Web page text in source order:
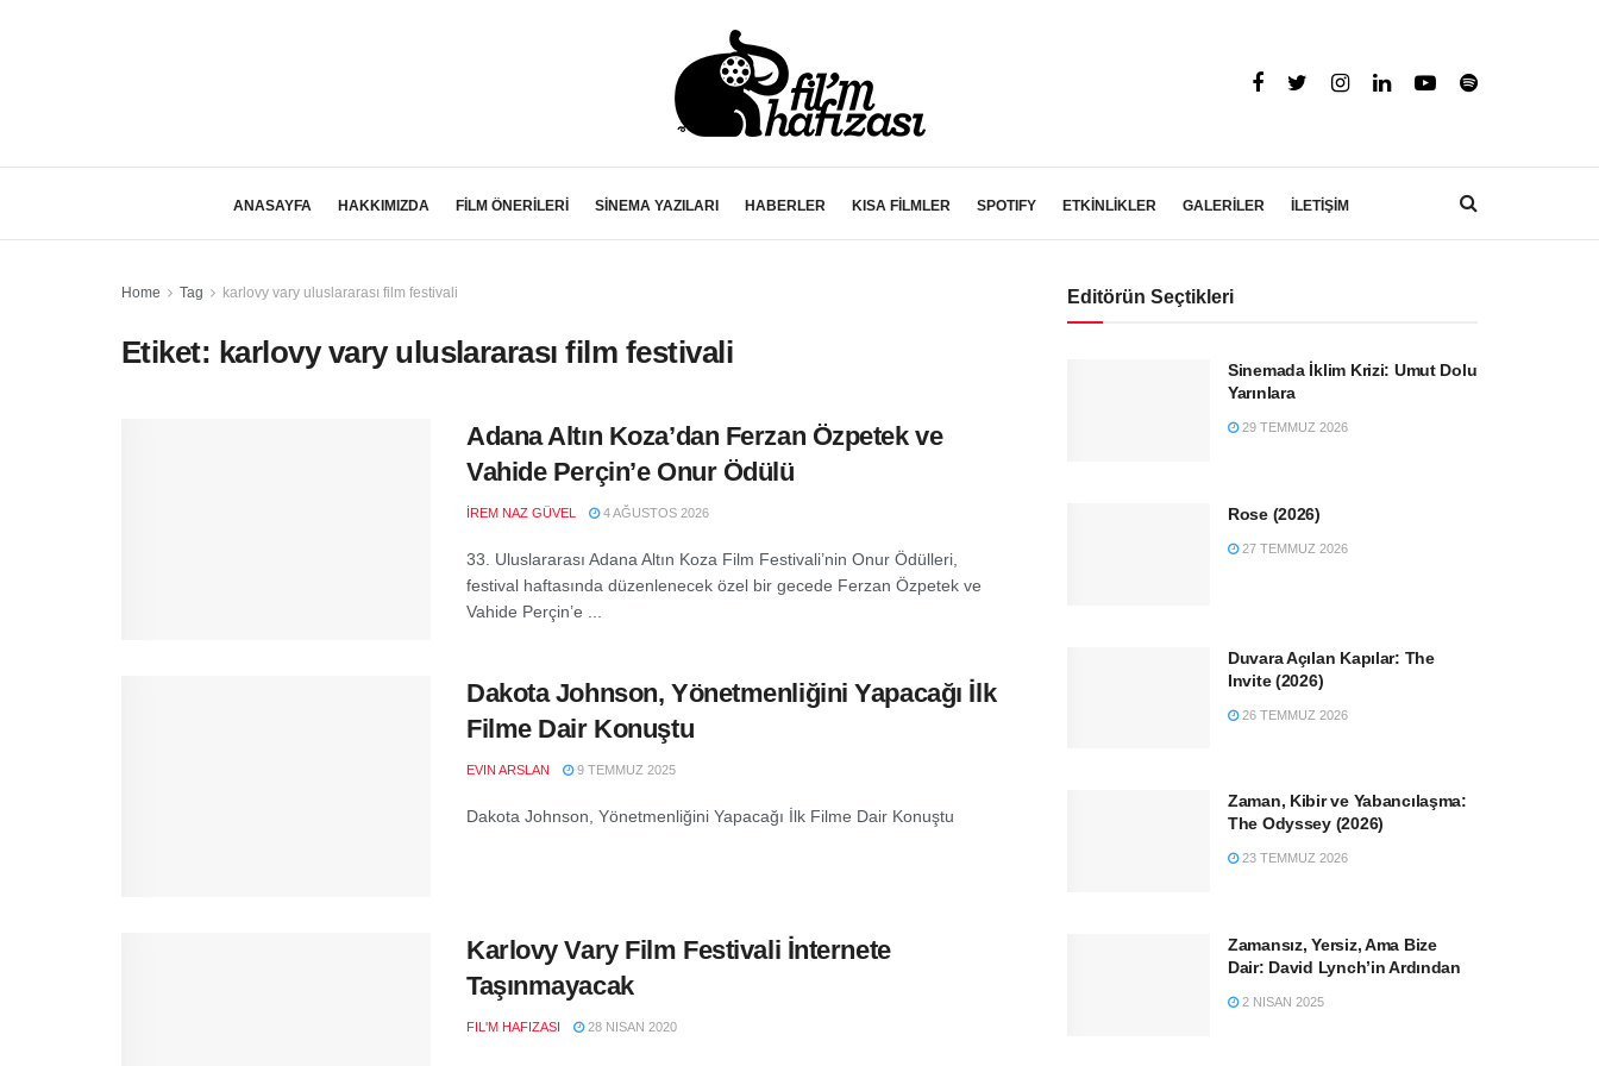
ANASAYFA HAKKIMIZDA FİLM ÖNERİLERİ SİNEMA YAZILARI HABERLER KISA FİLMLER SPOTIFY ETKİNLİKLER GALERİLER İLETİŞİM
Home Tag karlovy vary uluslararası film festivali
Etiket: karlovy vary uluslararası film festivali
Adana Altın Koza’dan Ferzan Özpetek ve
Vahide Perçin’e Onur Ödülü
İREM NAZ GÜVEL 4 AĞUSTOS 2026
33. Uluslararası Adana Altın Koza Film Festivali’nin Onur Ödülleri,
festival haftasında düzenlenecek özel bir gecede Ferzan Özpetek ve
Vahide Perçin’e ...
Dakota Johnson, Yönetmenliğini Yapacağı İlk
Filme Dair Konuştu
EVIN ARSLAN 9 TEMMUZ 2025
Dakota Johnson, Yönetmenliğini Yapacağı İlk Filme Dair Konuştu
Karlovy Vary Film Festivali İnternete
Taşınmayacak
FIL'M HAFIZASI 28 NISAN 2020
Editörün Seçtikleri
Sinemada İklim Krizi: Umut Dolu
Yarınlara
29 TEMMUZ 2026
Rose (2026)
27 TEMMUZ 2026
Duvara Açılan Kapılar: The
Invite (2026)
26 TEMMUZ 2026
Zaman, Kibir ve Yabancılaşma:
The Odyssey (2026)
23 TEMMUZ 2026
Zamansız, Yersiz, Ama Bize
Dair: David Lynch’in Ardından
2 NISAN 2025